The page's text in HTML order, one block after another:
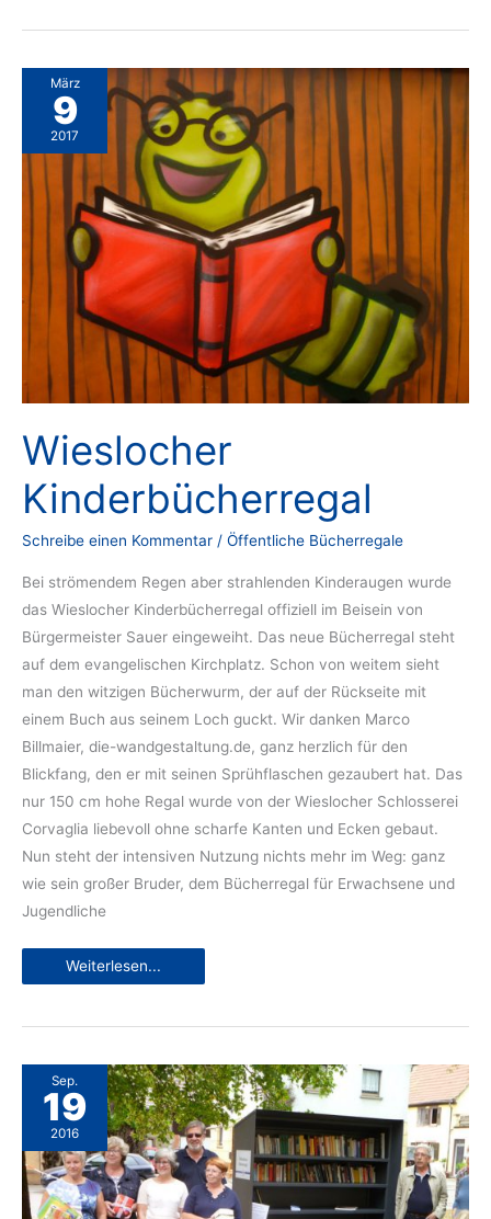
März
9
2017
Wieslocher
Kinderbücherregal
Schreibe einen Kommentar / Öffentliche Bücherregale
Bei strömendem Regen aber strahlenden Kinderaugen wurde
das Wieslocher Kinderbücherregal offiziell im Beisein von
Bürgermeister Sauer eingeweiht. Das neue Bücherregal steht
auf dem evangelischen Kirchplatz. Schon von weitem sieht
man den witzigen Bücher­wurm, der auf der Rückseite mit
einem Buch aus seinem Loch guckt. Wir danken Marco
Billmaier, die-wandgestaltung.de, ganz herzlich für den
Blickfang, den er mit seinen Sprühflaschen gezaubert hat. Das
nur 150 cm hohe Regal wurde von der Wieslocher Schlosserei
Corvaglia liebevoll ohne scharfe Kanten und Ecken gebaut.
Nun steht der intensiven Nutzung nichts mehr im Weg: ganz
wie sein großer Bruder, dem Bücherregal für Erwachsene und
Jugendliche
Wieslocher
Weiterlesen...
Sep.
19
2016